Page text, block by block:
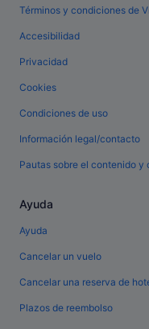
Términos y condiciones de
Accesibilidad
Privacidad
Cookies
Condiciones de uso
Información legal/contacto
Pautas sobre el contenido
Ayuda
Ayuda
Cancelar un vuelo
Cancelar una reserva de
Plazos de reembolso